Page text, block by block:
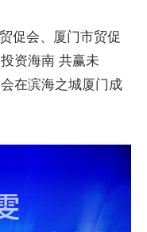
促会、厦门市贸促
资海南 共赢未
在滨海之城厦门成